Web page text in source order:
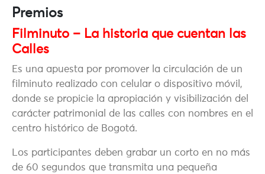
Premios
Filminuto – La historia que cuentan las
Calles
Es una apuesta por promover la circulación de un
filminuto realizado con celular o dispositivo móvil,
donde se propicie la apropiación y visibilización del
carácter patrimonial de las calles con nombres en el
centro histórico de Bogotá.
Los participantes deben grabar un corto en no más
de 60 segundos que transmita una pequeña